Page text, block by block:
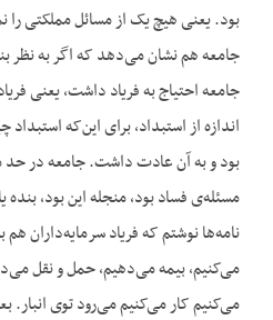
بود. یعنی هیچ یک از مسائل مملکتی
جامعه هم نشان می‌دهد که اگر به نظر
جامعه احتیاج به فریاد داشت، یعنی
اندازه از استبداد، برای این‌که
بود و به آن عادت داشت. جامعه در
مسئله‌ی فساد بود، منجله این بود،
نامه‌ها نوشتم که فریاد سرمایه‌داران
می‌کنیم، بیمه می‌دهیم، حمل و نقل
می‌کنیم کار می‌کنیم می‌رود توی انبار.